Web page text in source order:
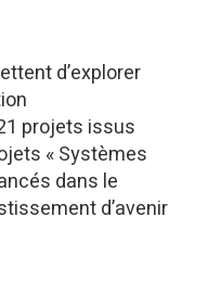
d’explorer
projets issus
« Systèmes
dans le
d’avenir